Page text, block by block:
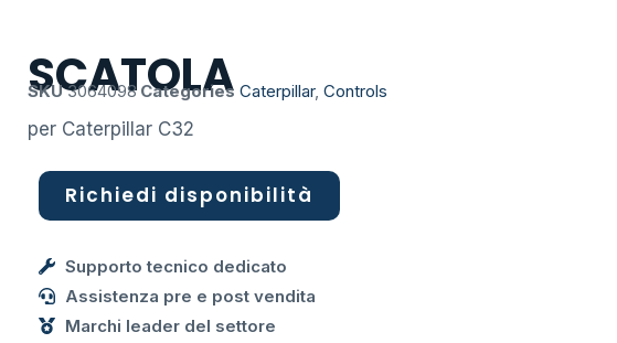
SCATOLA
SKU3064098 Categories Caterpillar,Controls
per Caterpillar C32
Richiedi disponibilità
Supporto tecnico dedicato
Assistenza pre e post vendita
Marchi leader del settore